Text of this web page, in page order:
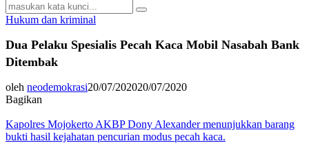
Search
for:
Search
Hukum dan kriminal
Dua Pelaku Spesialis Pecah Kaca Mobil Nasabah Bank
Ditembak
oleh neodemokrasi20/07/202020/07/2020
Bagikan
Kapolres Mojokerto AKBP Dony Alexander menunjukkan barang
bukti hasil kejahatan pencurian modus pecah kaca.